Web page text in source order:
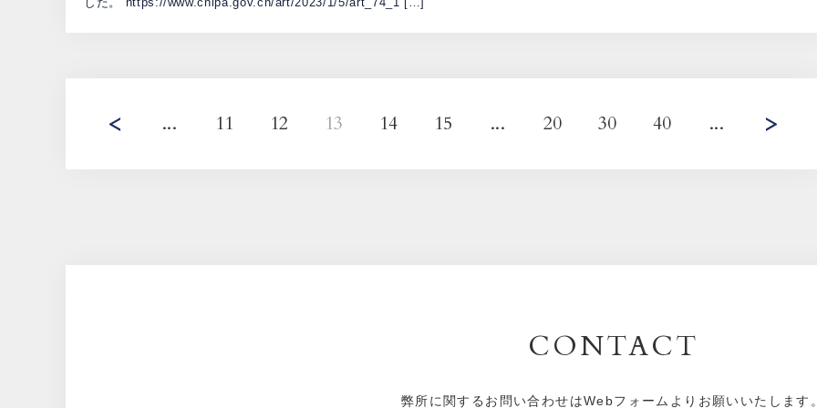
... 11 12 13 14 15 ... 20 30 40 ...
CONTACT
弊所に関するお問い合わせはWebフォームよりお願いいたします